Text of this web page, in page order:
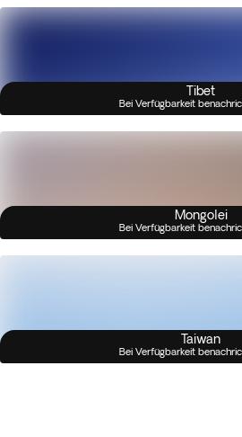
Tibet
Bei Verfügbarkeit
Mongolei
Bei Verfügbarkeit
Taiwan
Bei Verfügbarkeit